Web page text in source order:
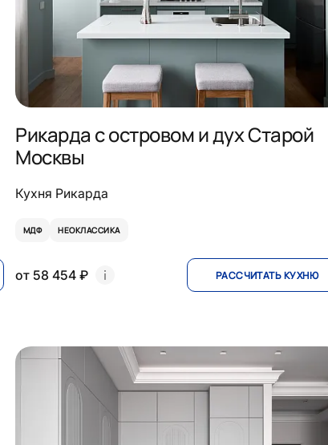
Рикарда с островом и дух Старой
Москвы
Кухня Рикарда
МДФ НЕОКЛАССИКА
от 58 454 ₽ РАССЧИТАТЬ КУХНЮ